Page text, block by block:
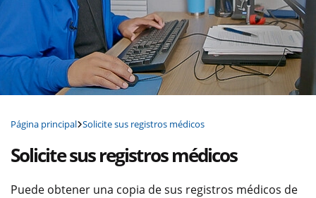
Página principal Solicite sus registros médicos
Solicite sus registros médicos
Puede obtener una copia de sus registros médicos de